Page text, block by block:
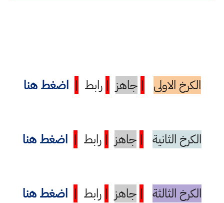
الكرخ الاولى | جاهز | رابط | اضغط هنا
الكرخ الثانية | جاهز | رابط | اضغط هنا
الكرخ الثالثة | جاهز | رابط | اضغط هنا